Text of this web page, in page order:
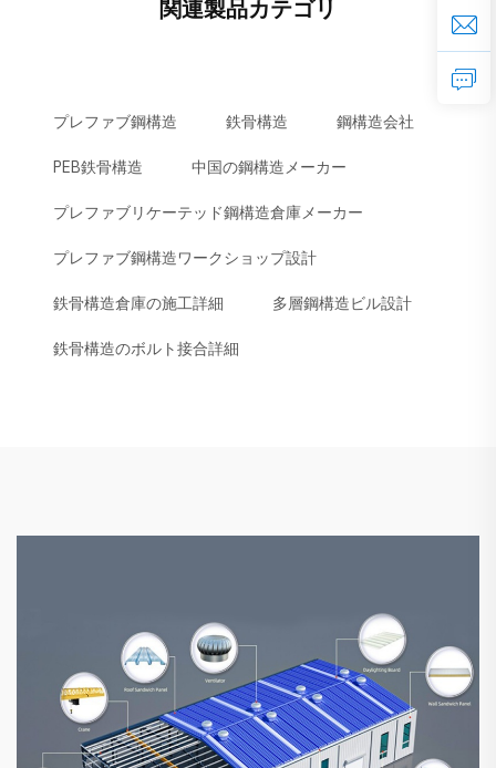
関連製品カテゴリ
プレファブ鋼構造 鉄骨構造 鋼構造会社
PEB鉄骨構造 中国の鋼構造メーカー
プレファブリケーテッド鋼構造倉庫メーカー
プレファブ鋼構造ワークショップ設計
鉄骨構造倉庫の施工詳細 多層鋼構造ビル設計
鉄骨構造のボルト接合詳細